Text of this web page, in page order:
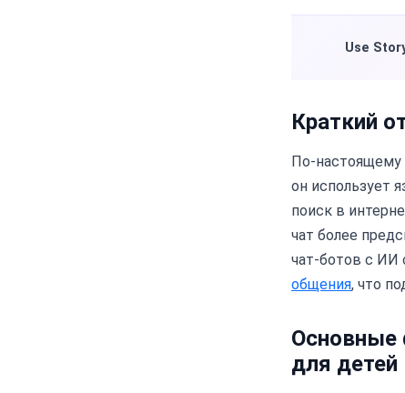
Use
Краткий
По-настоящему
он использует
поиск в
чат более
чат-ботов с ИИ
общения, что
Основные
для детей